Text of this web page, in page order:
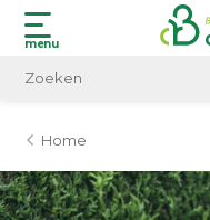
menu
Home